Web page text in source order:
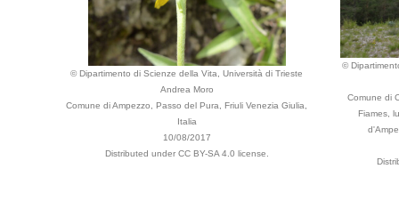
© Dipartimento di Scienze della Vita, Università di Trieste
Andrea Moro
Comune di Ampezzo, Passo del Pura, Friuli Venezia Giulia,
Italia
10/08/2017
Distributed under CC BY-SA 4.0 license.
©
Comune di
Fiames,